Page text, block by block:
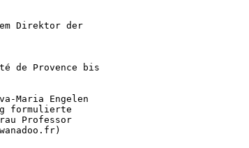
Direktor der
de Provence bis
Maria Engelen
formulierte
Professor